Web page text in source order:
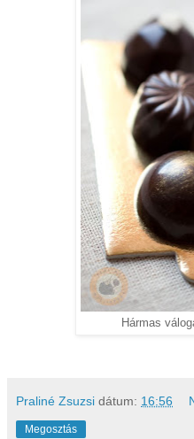
Hármas
Praliné Zsuzsi dátum: 16:56
Megosztás